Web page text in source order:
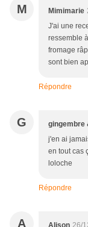
M Mimimarie
J'ai une
ressemble
fromage
sont bien
Répondre
G gingembre
j'en ai
en tout cas
loloche
Répondre
A Alison 26/